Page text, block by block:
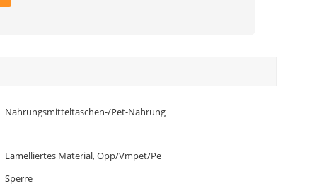
Nahrungsmitteltaschen-/Pet-Nahrung
Lamelliertes Material, Opp/Vmpet/Pe
Sperre